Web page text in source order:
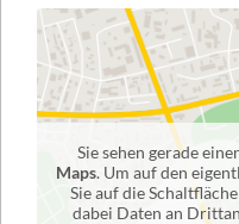
Sie sehen gerade
Maps. Um auf den
Sie auf die
dabei Daten an